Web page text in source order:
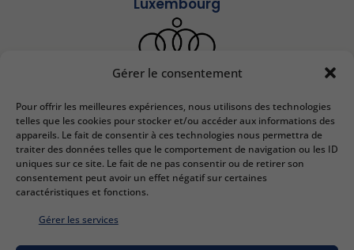
Gérer le consentement
Pour offrir les meilleures expériences, nous utilisons des technologies
telles que les cookies pour stocker et/ou accéder aux informations des
appareils. Le fait de consentir à ces technologies nous permettra de
traiter des données telles que le comportement de navigation ou les ID
uniques sur ce site. Le fait de ne pas consentir ou de retirer son
consentement peut avoir un effet négatif sur certaines
caractéristiques et fonctions.
Gérer les services
Luxembourg
IEDRS France
2 bis Rue Lafayette
57000 Metz
Email :contact@iedrs.com
Tél. :+33 (0)3 87 50 81 58
IEDRS Luxembourg